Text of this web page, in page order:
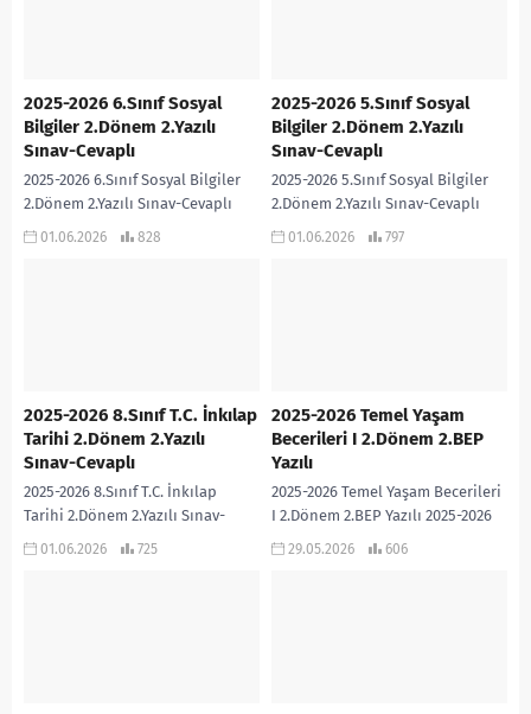
2025-2026 6.Sınıf Sosyal
Bilgiler 2.Dönem 2.Yazılı
Sınav-Cevaplı
2025-2026 6.Sınıf Sosyal Bilgiler
2.Dönem 2.Yazılı Sınav-Cevaplı
Hanife Saraç PÜRÇEK
01.06.2026 828
2025-2026 5.Sınıf Sosyal
Bilgiler 2.Dönem 2.Yazılı
Sınav-Cevaplı
2025-2026 5.Sınıf Sosyal Bilgiler
2.Dönem 2.Yazılı Sınav-Cevaplı
Hanife Saraç PÜRÇEK
01.06.2026 797
2025-2026 8.Sınıf T.C. İnkılap
Tarihi 2.Dönem 2.Yazılı
Sınav-Cevaplı
2025-2026 8.Sınıf T.C. İnkılap
Tarihi 2.Dönem 2.Yazılı Sınav-
Cevaplı Hanife Saraç PÜRÇEK
01.06.2026 725
2025-2026 Temel Yaşam
Becerileri I 2.Dönem 2.BEP
Yazılı
2025-2026 Temel Yaşam Becerileri
I 2.Dönem 2.BEP Yazılı 2025-2026
Temel Yaşam Becerileri I dersi
29.05.2026 606